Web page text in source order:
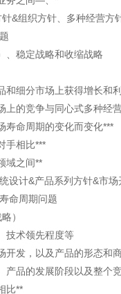
&组织方针、多种经营
、稳定战略和收缩战略
和细分市场上获得增长和
的竞争与同心式多种经
命周期的变化而变化***
手相比***
域之间**
设计&产品系列方针&市
命周期问题
）
技术领先程度等
发，以及产品的形态和
品的发展阶段以及整个
比**